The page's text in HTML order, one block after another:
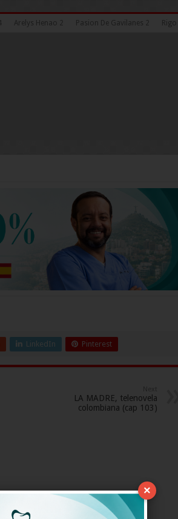
Arelys Henao 2 Pasion De Gavilanes 2
LinkedIn Pinterest
LA MADRE, telenovela
colombiana (cap 103)
×